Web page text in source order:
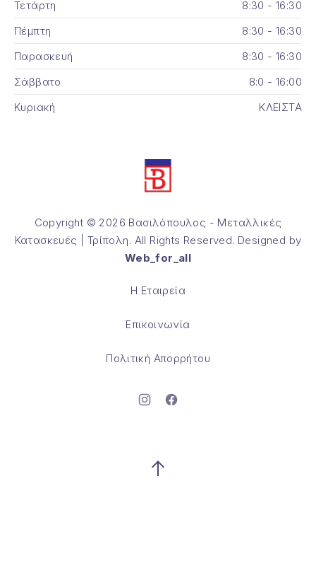
Τετάρτη
8:30 - 16:30
Πέμπτη
8:30 - 16:30
Παρασκευή
8:30 - 16:30
Σάββατο
8:0 - 16:00
Κυριακή
ΚΛΕΙΣΤΑ
Copyright © 2026 Βασιλόπουλος - Μεταλλικές
Κατασκευές | Τρίπολη. All Rights Reserved. Designed by
Web_for_all
Η Εταιρεία
Επικοινωνία
Πολιτική Απορρήτου
Νέο παράθυρο
Νέο παράθυρο